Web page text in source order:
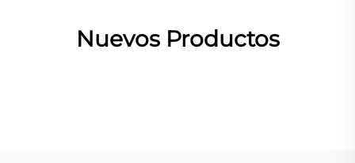
Nuevos Productos